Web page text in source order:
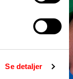
Se detaljer